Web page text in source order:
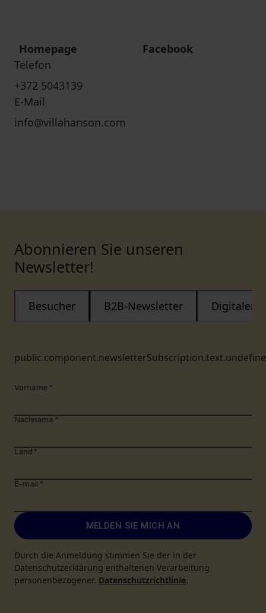
Homepage
Facebook
Telefon
+372 5043139
E-Mail
info@villahanson.com
Abonnieren Sie unseren
Newsletter!
Besucher B2B-Newsletter Digitaler
Vorname *
Nachname *
Land *
E-mail *
MELDEN SIE MICH AN
Durch die Anmeldung stimmen Sie der in der
Datenschutzerklärung enthaltenen Verarbeitung
personenbezogener. Datenschutzrichtlinie.